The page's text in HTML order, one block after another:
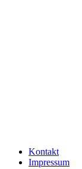
Kontakt
Impressum